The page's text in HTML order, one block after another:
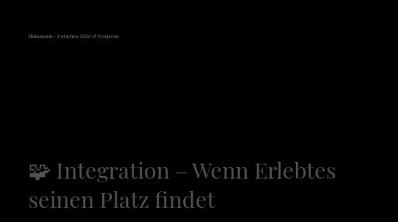
Hokamook - Zwischen Licht & Frequenz
🧩 Integration – Wenn Erlebtes
seinen Platz findet